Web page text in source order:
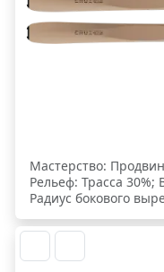
Мастерство:
Рельеф: Трасса 30%;
Радиус бокового